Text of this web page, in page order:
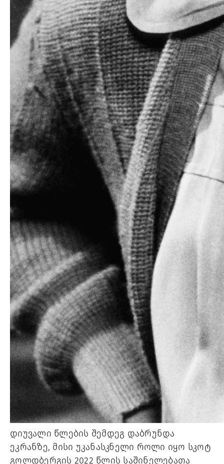
დიუვალი წლების შემდეგ დაბრუნდა
ეკრანზე, მისი უკანასკნელი როლი იყო სკოტ
გოლდბერგის 2022 წლის საშინელებათა